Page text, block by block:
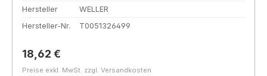
Hersteller
WELLER
Hersteller-Nr.
T0051326499
Regulärer Preis:
18,62 €
Preise exkl. MwSt. zzgl. Versandkosten